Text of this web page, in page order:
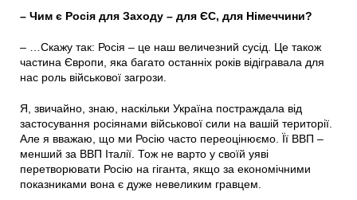
– Чим є Росія для Заходу – для ЄС, для Німеччини?
– …Скажу так: Росія – це наш величезний сусід. Це також
частина Європи, яка багато останніх років відігравала для
нас роль військової загрози.
Я, звичайно, знаю, наскільки Україна постраждала від
застосування росіянами військової сили на вашій території.
Але я вважаю, що ми Росію часто переоцінюємо. Її ВВП –
менший за ВВП Італії. Тож не варто у своїй уяві
перетворювати Росію на гіганта, якщо за економічними
показниками вона є дуже невеликим гравцем.